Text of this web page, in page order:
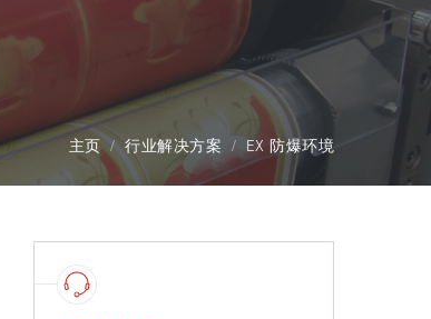
主页 行业解决方案 EX 防爆环境